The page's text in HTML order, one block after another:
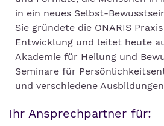
in ein neues Selbst-
Sie gründete die ONARIS
Entwicklung und leitet heute
Akademie für Heilung und
Seminare für
und verschiedene
Ihr Ansprechpartner für: